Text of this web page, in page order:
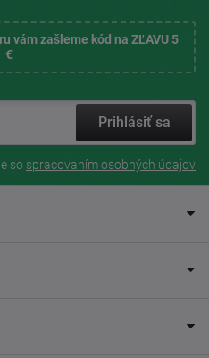
vám zašleme kód na ZĽAVU 5
€
Prihlásiť sa
so spracovaním osobných údajov